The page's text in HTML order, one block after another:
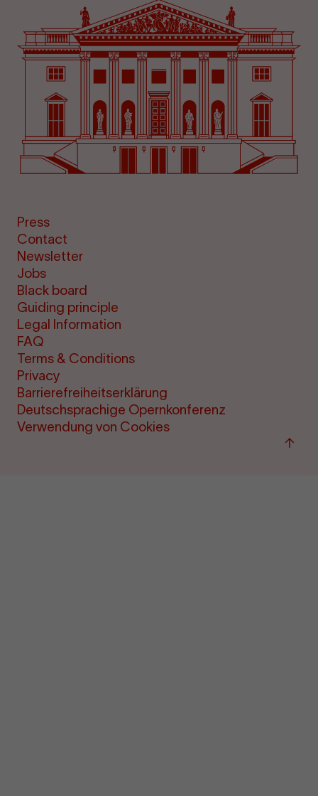
Press
Contact
Newsletter
Jobs
Black board
Guiding principle
Legal Information
FAQ
Terms & Conditions
Privacy
Barrierefreiheitserklärung
Deutschsprachige Opernkonferenz
Verwendung von Cookies
Back